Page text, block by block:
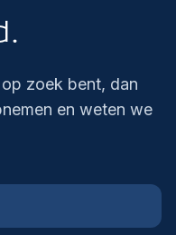
zoek bent, dan
en weten we